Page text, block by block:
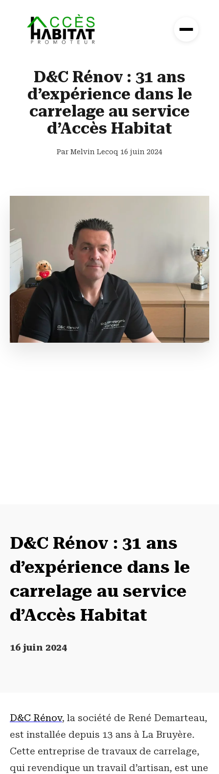
D&C Rénov : 31 ans
d’expérience dans le
carrelage au service
d’Accès Habitat
Par Melvin Lecoq 16 juin 2024
D&C Rénov : 31 ans
d’expérience dans le
carrelage au service
d’Accès Habitat
16 juin 2024
D&C Rénov, la société de René Demarteau,
est installée depuis 13 ans à La Bruyère.
Cette entreprise de travaux de carrelage,
qui revendique un travail d’artisan, est une